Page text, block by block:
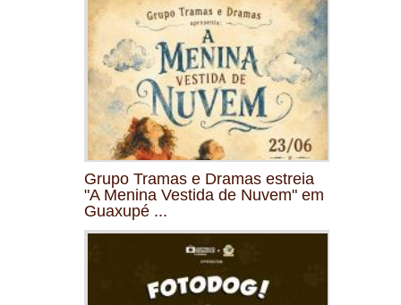
Grupo Tramas e Dramas estreia
"A Menina Vestida de Nuvem" em
Guaxupé ...